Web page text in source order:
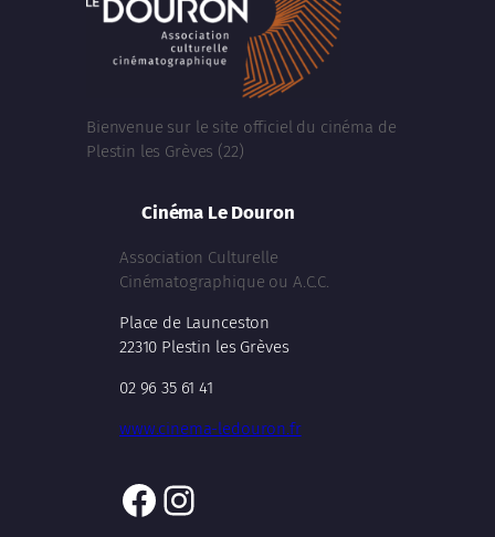
Bienvenue sur le site officiel du cinéma de
Plestin les Grèves (22)
Cinéma Le Douron
Association Culturelle
Cinématographique ou A.C.C.
Place de Launceston
22310 Plestin les Grèves
02 96 35 61 41
www.cinema-ledouron.fr
Facebook
Instagram